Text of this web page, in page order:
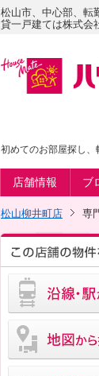
松山市、中心部、転
貸一戸建ては株式会
初めてのお部屋探し
店舗情報 ブ
松山柳井町店 専